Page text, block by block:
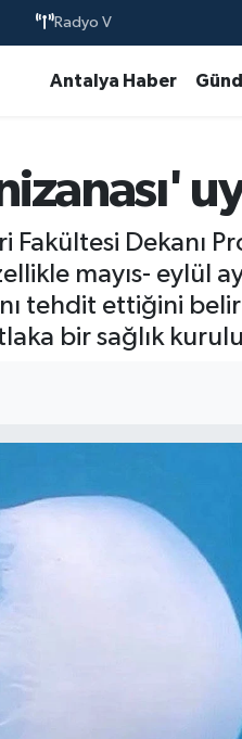
Radyo V
Antalya Haber
Dekanı
mayıs- eylül
tehdit ettiğini
bir sağlık